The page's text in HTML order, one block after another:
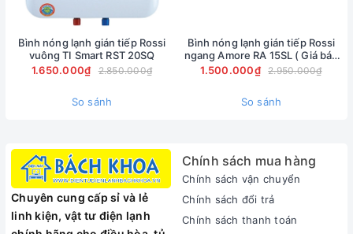
Lớp cách nhiệt không chứa cfc:
tổng hợp Polyurethane đậm đặc không có CFC, lớp cách
nhiệt đảm bảo giảm được sự thất thoát nhiệt và tổn thất
năng lượng.
được chỉ dẫn hay không.
Kiểm tra bộ điều nhiệt và thông pha giữa các thiết bị đầu-
cuối, nếu không thông, có thể bộ an toàn lưỡng cực đã
được kích hoạt.
Nếu thiết bị đang ở trạng thái đun mà đèn đỏ không sáng
Bình nóng lạnh gián tiếp Rossi
vuông TI Smart RST 20SQ
1.650.000₫
2.850.000₫
So sánh
Bình nóng lạnh gián tiếp Rossi
ngang Amore RA 15SL ( Giá bán
buôn )
1.500.000₫ 2.950.000₫
So sánh
Chuyên cung cấp sỉ và lẻ
linh kiện, vật tư điện lạnh
Chính sách mua hàng
Chính sách vận chuyển
Chính sách đổi trả
Chính sách thanh toán